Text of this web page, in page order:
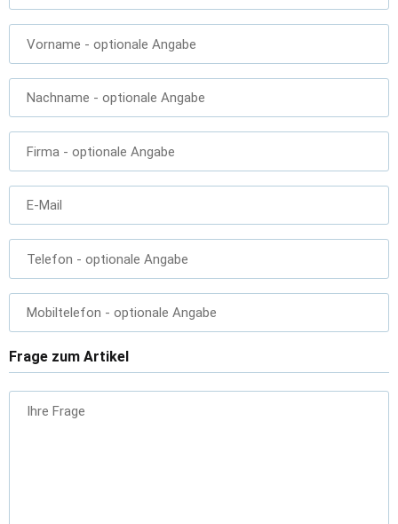
Vorname - optionale Angabe
Nachname - optionale Angabe
Firma - optionale Angabe
E-Mail
Telefon - optionale Angabe
Mobiltelefon - optionale Angabe
Frage zum Artikel
Ihre Frage